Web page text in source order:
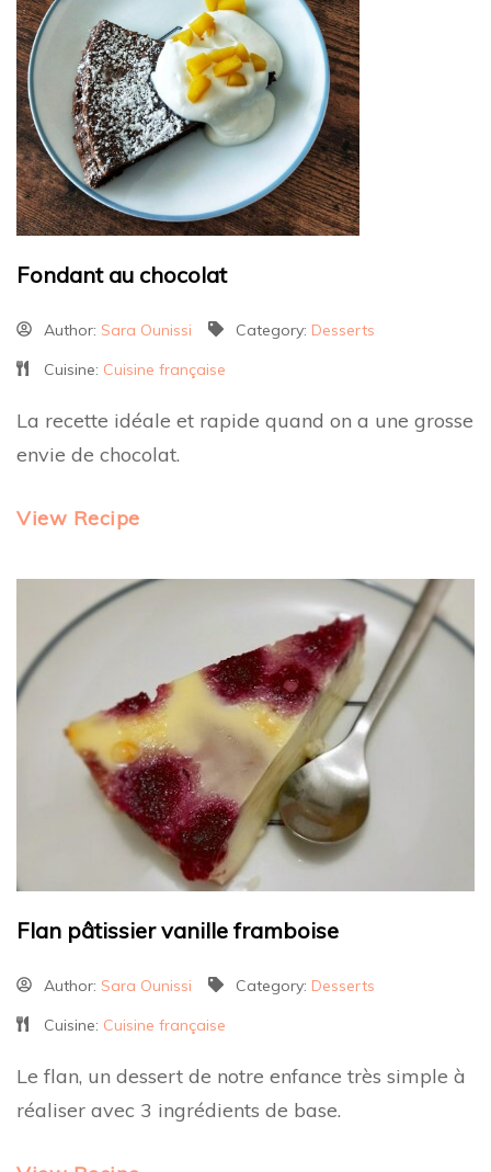
Fondant au chocolat
Author: Sara Ounissi Category: Desserts
Cuisine: Cuisine française
La recette idéale et rapide quand on a une grosse
envie de chocolat.
View Recipe
Flan pâtissier vanille framboise
Author: Sara Ounissi Category: Desserts
Cuisine: Cuisine française
Le flan, un dessert de notre enfance très simple à
réaliser avec 3 ingrédients de base.